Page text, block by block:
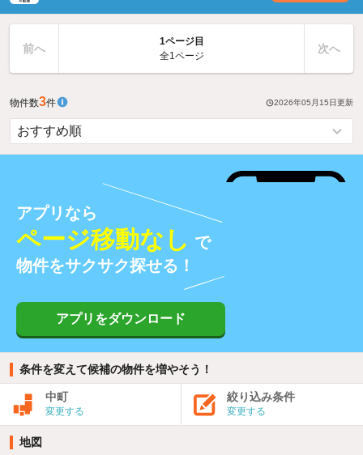
前へ
1ページ目
全1ページ
次へ
物件数3件 2026年05月15日更新
アプリなら
ページ移動なし で
物件をサクサク探せる！
アプリをダウンロード
条件を変えて候補の物件を増やそう！
中町
変更する
絞り込み条件
変更する
地図